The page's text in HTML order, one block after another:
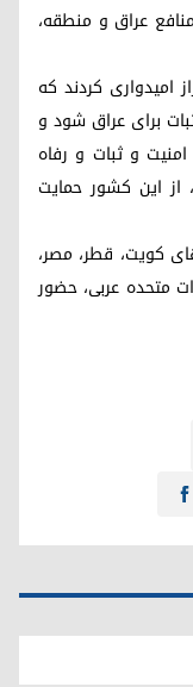
عراق و منطقه،
امیدواری کردند که
برای عراق شود و
و ثبات و رفاه
این کشور حمایت
کویت، قطر، مصر،
متحده عربی، حضور